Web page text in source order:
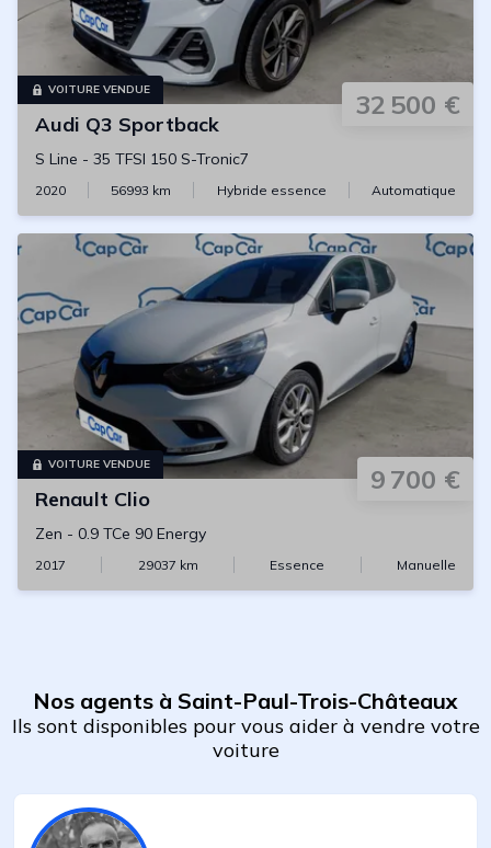
VOITURE VENDUE 32 500 €
Audi Q3 Sportback
S Line - 35 TFSI 150 S-Tronic7
2020 56993 km Hybride essence Automatique
VOITURE VENDUE 9 700 €
Renault Clio
Zen - 0.9 TCe 90 Energy
2017 29037 km Essence Manuelle
Nos agents à Saint-Paul-Trois-Châteaux
Ils sont disponibles pour vous aider à vendre votre
voiture